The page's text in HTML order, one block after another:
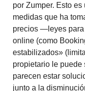
por Zumper. Esto
medidas que ha
precios —leyes
online (como
estabilizados»
propietario le
parecen estar
junto a la